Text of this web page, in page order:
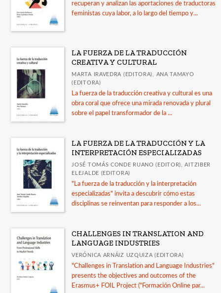
recuperan y analizan las aportaciones de traductoras
feministas cuya labor, a lo largo del tiempo y...
LA FUERZA DE LA TRADUCCIÓN
CREATIVA Y CULTURAL
MARTA IRAVEDRA (EDITORA), ANA TAMAYO
(EDITORA)
La fuerza de la traducción creativa y cultural es una
obra coral que ofrece una mirada renovada y plural
sobre el papel transformador de la ...
LA FUERZA DE LA TRADUCCIÓN Y LA
INTERPRETACIÓN ESPECIALIZADAS
JOSÉ TOMÁS CONDE RUANO (EDITOR), AITZIBER
ELEJALDE (EDITORA)
"La fuerza de la traducción y la interpretación
especializadas" invita a descubrir cómo estas
disciplinas se reinventan para responder a los...
CHALLENGES IN TRANSLATION AND
LANGUAGE INDUSTRIES
VERÓNICA ARNÁIZ UZQUIZA (EDITORA)
"Challenges in Translation and Language Industries"
presents the objectives and outcomes of the
Erasmus+ FOIL Project ("Formación Online par...